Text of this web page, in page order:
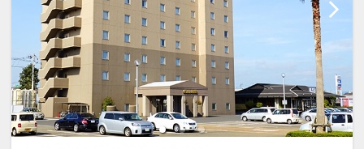
み頂けます。